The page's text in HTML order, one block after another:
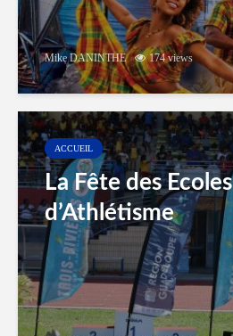
Mike DANINTHE 174 views
ACCUEIL
La Fête des Ecoles
d’Athlétisme